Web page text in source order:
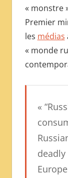
« monstre
Premier
les médias
« monde
«